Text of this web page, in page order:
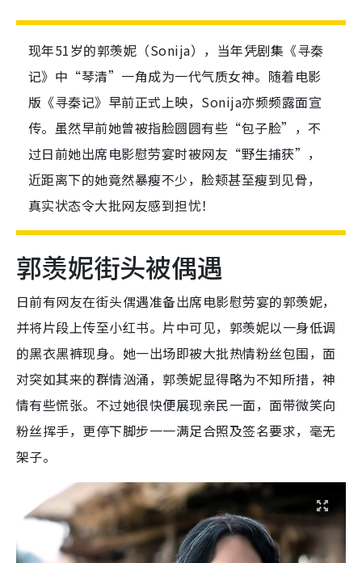
现年51岁的郭羡妮（Sonija），当年凭剧集《寻秦
记》中“琴清”一角成为一代气质女神。随着电影
版《寻秦记》早前正式上映，Sonija亦频频露面宣
传。虽然早前她曾被指脸圆圆有些“包子脸”，不
过日前她出席电影慰劳宴时被网友“野生捕获”，
近距离下的她竟然暴瘦不少，脸颊甚至瘦到见骨，
真实状态令大批网友感到担忧！
郭羡妮街头被偶遇
日前有网友在街头偶遇准备出席电影慰劳宴的郭羡妮，
并将片段上传至小红书。片中可见，郭羡妮以一身低调
的黑衣黑裤现身。她一出场即被大批热情粉丝包围，面
对突如其来的群情汹涌，郭羡妮显得略为不知所措，神
情有些慌张。不过她很快便展现亲民一面，面带微笑向
粉丝挥手，更停下脚步一一满足合照及签名要求，毫无
架子。